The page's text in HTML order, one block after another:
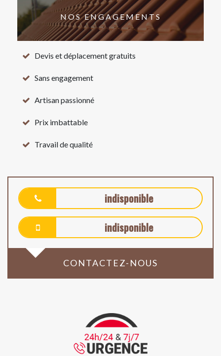
NOS ENGAGEMENTS
Devis et déplacement gratuits
Sans engagement
Artisan passionné
Prix imbattable
Travail de qualité
indisponible
indisponible
CONTACTEZ-NOUS